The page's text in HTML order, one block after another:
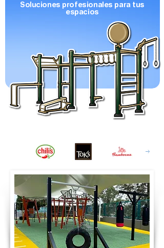
Soluciones profesionales para tus
espacios